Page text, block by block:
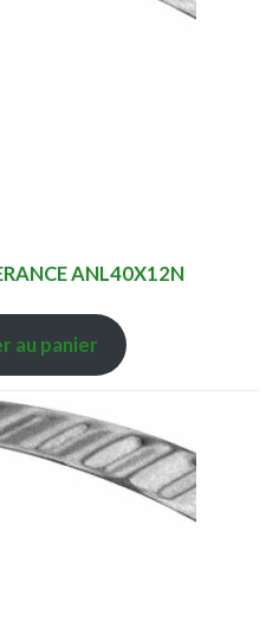
ANL40X12N
au panier